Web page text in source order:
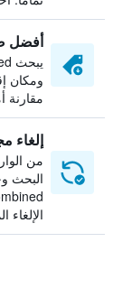
أفضل
ومكان
مقارنة
إلغاء
من
البحث
الإلغاء